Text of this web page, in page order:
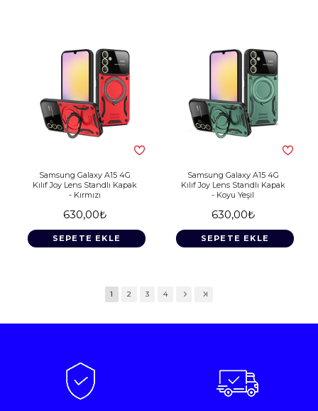
Samsung Galaxy A15 4G
Kılıf Joy Lens Standlı Kapak
- Kırmızı
630,00₺
SEPETE EKLE
Samsung Galaxy A15 4G
Kılıf Joy Lens Standlı Kapak
- Koyu Yeşil
630,00₺
SEPETE EKLE
1 2 3 4